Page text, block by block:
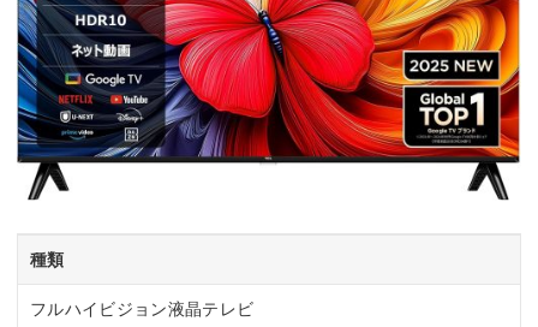
種類
フルハイビジョン液晶テレビ